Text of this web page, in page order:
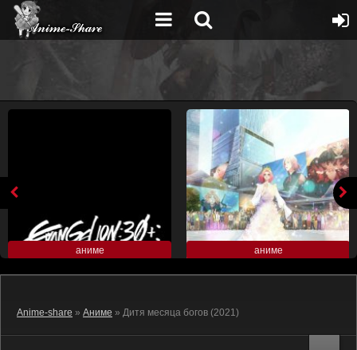
аниме аниме
Anime-share » Аниме » Дитя месяца богов (2021)